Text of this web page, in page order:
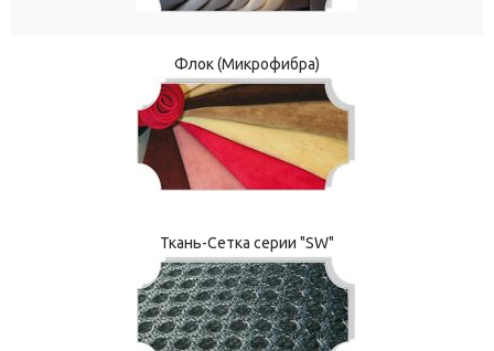
Флок (Микрофибра)
Ткань-Сетка серии "SW"